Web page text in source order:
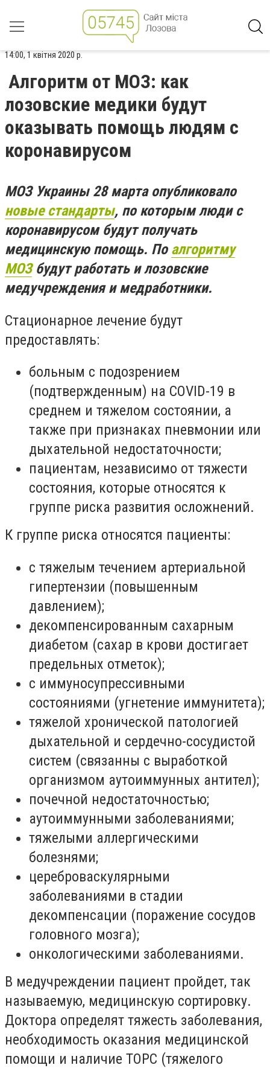
14:00, 1 квітня 2020 р.
Алгоритм от МОЗ: как
лозовские медики будут
оказывать помощь людям с
коронавирусом
МОЗ Украины 28 марта опубликовало
новые стандарты, по которым люди с
коронавирусом будут получать
медицинскую помощь. По алгоритму
МОЗбудут работать и лозовские
медучреждения и медработники.
Стационарное лечение будут
предоставлять:
больным с подозрением
(подтвержденным) на COVID-19 в
среднем и тяжелом состоянии, а
также при признаках пневмонии или
дыхательной недостаточности;
пациентам, независимо от тяжести
состояния, которые относятся к
группе риска развития осложнений.
К группе риска относятся пациенты:
с тяжелым течением артериальной
гипертензии (повышенным
давлением);
декомпенсированным сахарным
диабетом (сахар в крови достигает
предельных отметок);
с иммуносупрессивными
состояниями (угнетение иммунитета);
тяжелой хронической патологией
дыхательной и сердечно-сосудистой
систем (связанны с выработкой
организмом аутоиммунных антител);
почечной недостаточностью;
аутоиммунными заболеваниями;
тяжелыми аллергическими
болезнями;
цереброваскулярными
заболеваниями в стадии
декомпенсации (поражение сосудов
головного мозга);
онкологическими заболеваниями.
В медучреждении пациент пройдет, так
называемую, медицинскую сортировку.
Доктора определят тяжесть заболевания,
необходимость оказания медицинской
помощи и наличие ТОРС (тяжелого